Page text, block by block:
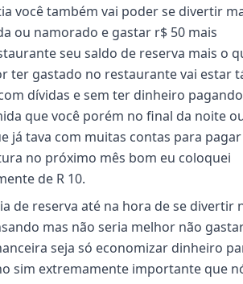
você também vai poder se divertir
ou namorado e gastar r$ 50 mais
seu saldo de reserva mais o
ter gastado no restaurante vai estar
dívidas e sem ter dinheiro pagando
que você porém no final da noite
já tava com muitas contas para
no próximo mês bom eu coloquei
de R 10.
de reserva até na hora de se divertir
mas não seria melhor não
seja só economizar dinheiro
sim extremamente importante que